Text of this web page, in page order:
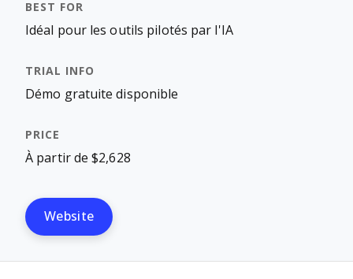
Idéal pour les outils pilotés par l'IA
Démo gratuite disponible
À partir de $2,628
Website